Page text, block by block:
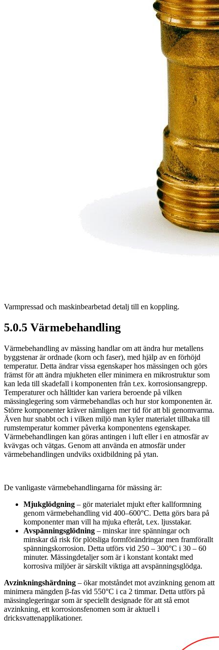
Varmpressad och maskinbearbetad detalj till en koppling.
5.0.5 Värmebehandling
Värmebehandling av mässing handlar om att ändra hur metallens
byggstenar är ordnade (korn och faser), med hjälp av en förhöjd
temperatur. Detta ändrar vissa egenskaper hos mässingen och görs
främst för att ändra mjukheten eller minimera en mikrostruktur som
kan leda till skadefall i komponenten från t.ex. korrosionsangrepp.
Temperaturer och hålltider kan variera beroende på vilken
mässinglegering som värmebehandlas och hur stor komponenten är.
Större komponenter kräver nämligen mer tid för att bli genomvarma.
Även hur snabbt och i vilken miljö man kyler materialet tillbaka till
rumstemperatur kommer påverka komponentens egenskaper.
Värmebehandlingen kan göras antingen i luft eller i en atmosfär av
kvävgas och vätgas. Genom att använda en atmosfär under
värmebehandlingen undviks oxidbildning på ytan.
De vanligaste värmebehandlingarna för mässing är:
Mjukglödgning – gör materialet mjukt efter kallformning
genom värmebehandling vid 400–600°C. Detta görs bara på
komponenter man vill ha mjuka efteråt, t.ex. ljusstakar.
Avspänningsglödning – minskar inre spänningar och
minskar då risk för plötsliga formförändringar men framförallt
spänningskorrosion. Detta utförs vid 250 – 300°C i 30 – 60
minuter. Mässingdetaljer som är i konstant kontakt med
korrosiva miljöer är särskilt viktiga att avspänningsglödga.
Avzinkningshärdning – ökar motståndet mot avzinkning genom att
minimera mängden β-fas vid 550°C i ca 2 timmar. Detta utförs på
mässinglegeringar som är speciellt designade för att stå emot
avzinkning, ett korrosionsfenomen som är aktuell i
dricksvattenapplikationer.